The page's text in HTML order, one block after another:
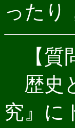
ったり
【質
歴史
究』に